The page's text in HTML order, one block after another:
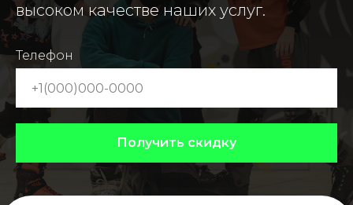
высоком качестве наших услуг.
Телефон
Получить скидку